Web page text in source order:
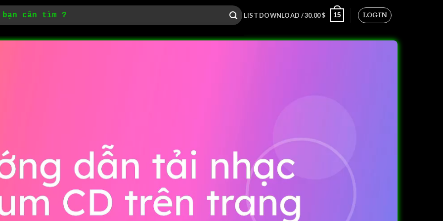
LIST DOWNLOAD /30.00$ 15 LOGIN